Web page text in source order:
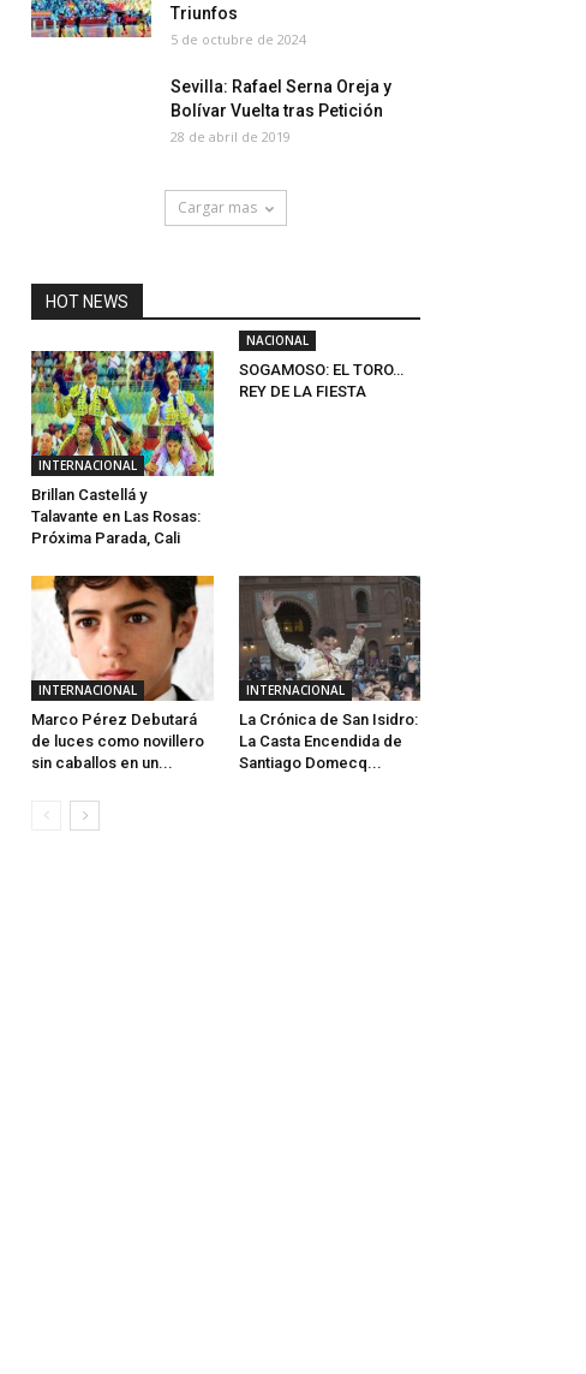
Triunfos
5 de octubre de 2024
Sevilla: Rafael Serna Oreja y
Bolívar Vuelta tras Petición
28 de abril de 2019
Cargar mas
HOT NEWS
INTERNACIONAL
Brillan Castellá y
Talavante en Las Rosas:
Próxima Parada, Cali
NACIONAL
SOGAMOSO: EL TORO…
REY DE LA FIESTA
INTERNACIONAL
Marco Pérez Debutará
de luces como novillero
sin caballos en un...
INTERNACIONAL
La Crónica de San Isidro:
La Casta Encendida de
Santiago Domecq...